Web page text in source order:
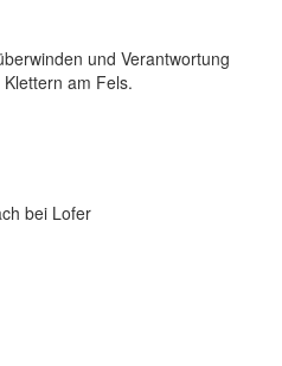
und Verantwortung
am Fels.
bei Lofer